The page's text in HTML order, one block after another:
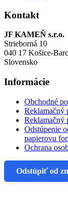
Kontakt
JF KAMEŇ s.r.o.
Strieborná 10
040 17 Košice-
Slovensko
Informácie
Obchodné
Reklamačný
Reklamačný
Odstúpenie
papierovu
Ochrana
Odstúpiť od